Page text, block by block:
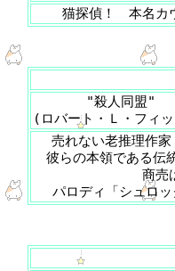
猫探偵！ 本名カ
"殺人同盟"
(ロバート・Ｌ・フィ
売れない老推理作
彼らの本領である伝
商売
パロディ「シュロ